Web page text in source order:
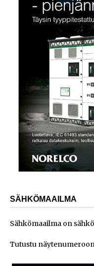
SÄHKÖMAAILMA
Sähkömaailma on
Tutustu